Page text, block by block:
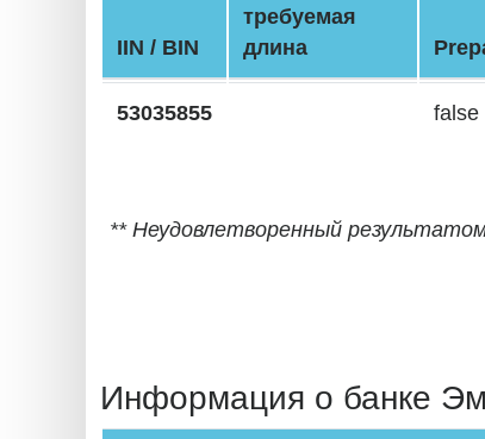
BIN
Checker
v2
Generator
from
Card
Validator
IIN / BIN
требуемая
длина
53035855 false
** Неудовлетворенный
Информация о банке